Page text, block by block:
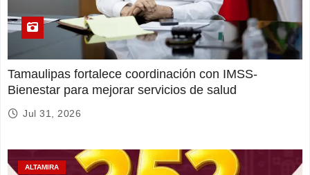
Tamaulipas fortalece coordinación con IMSS-
Bienestar para mejorar servicios de salud
Jul 31, 2026
ALTAMIRA